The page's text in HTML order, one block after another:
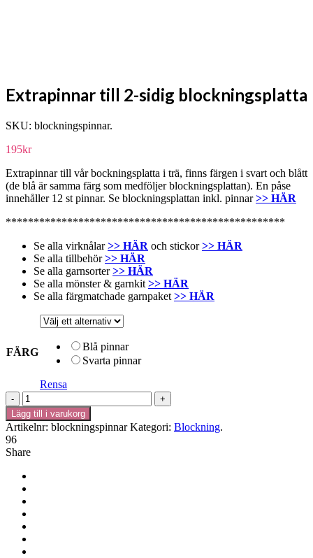
Extrapinnar till 2-sidig blockningsplatta
SKU: blockningspinnar.
195kr
Extrapinnar till vår bockningsplatta i trä, finns färgen i svart och blått
(de blå är samma färg som medföljer blockningsplattan). En påse
innehåller 12 st pinnar. Se blockningsplattan inkl. pinnar>> HÄR
**************************************************
Se alla virknålar>> HÄR och stickor>> HÄR
Se alla tillbehör >> HÄR
Se alla garnsorter>> HÄR
Se alla mönster & garnkit>> HÄR
Se alla färgmatchade garnpaket>> HÄR
FÄRG
Blå pinnar
Svarta pinnar
Rensa
Extrapinnar
till
2-
sidig
blockningsplatta
mängd
Lägg till i varukorg
Artikelnr: blockningspinnar Kategori: Blockning.
96
Share